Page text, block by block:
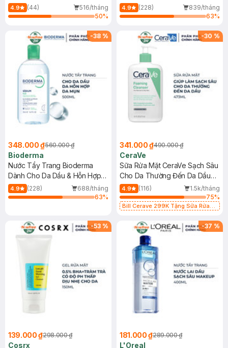
Mới)
4.9 (44)
516/tháng
50%
4.9 (228)
839/tháng
63%
-38 %
348.000 ₫560.000 ₫
Bioderma
Nước Tẩy Trang Bioderma
Dành Cho Da Dầu & Hỗn Hợp
500ml
4.9 (228)
688/tháng
63%
-30 %
341.000 ₫490.000 ₫
CeraVe
Sữa Rửa Mặt CeraVe Sạch Sâu
Cho Da Thường Đến Da Dầu
473ml
4.9 (116)
1.5k/tháng
75%
Bill Cerave 299K Tặng Sữa Rửa
-53 %
139.000 ₫298.000 ₫
Cosrx
-37 %
181.000 ₫289.000 ₫
L'Oreal